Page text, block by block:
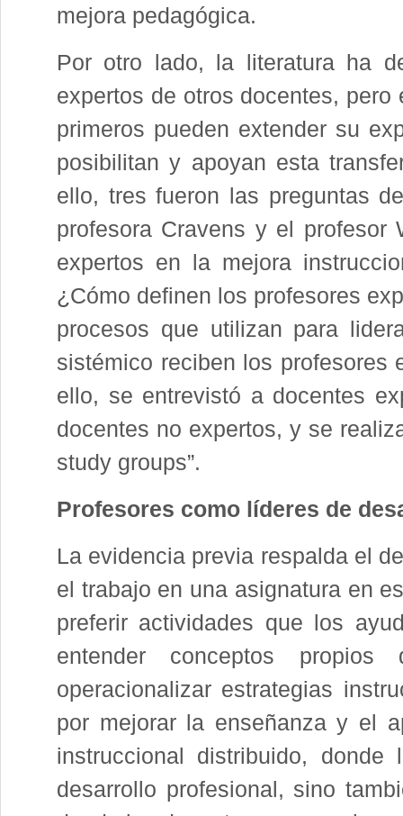
mejora pedagógica.
Por otro lado, la literatura ha
expertos de otros docentes,
primeros pueden extender su
posibilitan y apoyan esta
ello, tres fueron las preguntas
profesora Cravens y el
expertos en la mejora
¿Cómo definen los profesores
procesos que utilizan para
sistémico reciben los profesores
ello, se entrevistó a docentes
docentes no expertos, y se
study groups”.
Profesores como líderes de
La evidencia previa respalda el
el trabajo en una asignatura en
preferir actividades que los
entender conceptos
operacionalizar estrategias
por mejorar la enseñanza y el
instruccional distribuido,
desarrollo profesional, sino